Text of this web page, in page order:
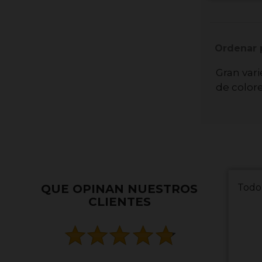
Gran
de
QUE OPINAN NUESTROS
CLIENTES